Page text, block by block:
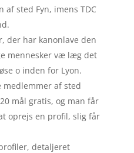
af sted Fyn, imens TDC
der har kanonlave den
mennesker væ læg det
o inden for Lyon.
medlemmer af sted
mål gratis, og man får
oprejs en profil, slig får
detaljeret